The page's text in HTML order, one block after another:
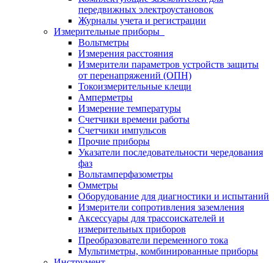
передвижных электроустановок
Журналы учета и регистрации
Измерительные приборы
Вольтметры
Измерения расстояния
Измерители параметров устройств защиты
от перенапряжений (ОПН)
Токоизмерительные клещи
Амперметры
Измерение температуры
Счетчики времени работы
Счетчики импульсов
Прочие приборы
Указатели последовательности чередования
фаз
Вольтамперфазометры
Омметры
Оборудование для диагностики и испытаний
Измерители сопротивления заземления
Аксессуары для трассоискателей и
измерительных приборов
Преобразователи переменного тока
Мультиметры, комбинированные приборы